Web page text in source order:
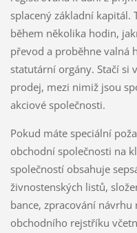
splacený základní
během několika hodin,
převod a proběhne valná
statutární orgány. Stačí si
prodej, mezi nimiž jsou
akciové společnosti.
Pokud máte speciální
obchodní společnosti na
společností obsahuje
živnostenských listů,
bance, zpracování
obchodního rejstříku